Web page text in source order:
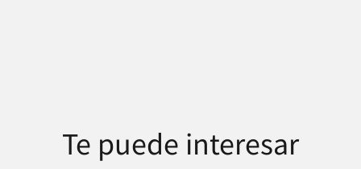
Te puede interesar